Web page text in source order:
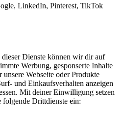
LinkedIn, Pinterest, TikTok
Dienste können wir dir auf
Werbung, gesponserte Inhalte
Webseite oder Produkte
und Einkaufsverhalten anzeigen
Mit deiner Einwilligung setzen
folgende Drittdienste ein: